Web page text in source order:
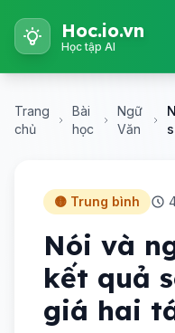
Hoc.io.vn
Học tập AI
Trang
chủ
Bài
học
Ngữ
Văn
🟡 Trung bình
Nói và
kết quả
giá hai